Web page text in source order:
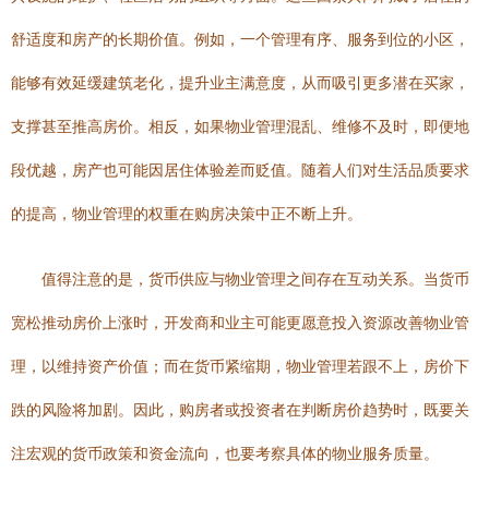
舒适度和房产的长期价值。例如，一个管理有序、服务到位的小区，
能够有效延缓建筑老化，提升业主满意度，从而吸引更多潜在买家，
支撑甚至推高房价。相反，如果物业管理混乱、维修不及时，即便地
段优越，房产也可能因居住体验差而贬值。随着人们对生活品质要求
的提高，物业管理的权重在购房决策中正不断上升。
值得注意的是，货币供应与物业管理之间存在互动关系。当货币
宽松推动房价上涨时，开发商和业主可能更愿意投入资源改善物业管
理，以维持资产价值；而在货币紧缩期，物业管理若跟不上，房价下
跌的风险将加剧。因此，购房者或投资者在判断房价趋势时，既要关
注宏观的货币政策和资金流向，也要考察具体的物业服务质量。